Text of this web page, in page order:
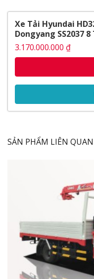
Kính chiếu
Nội Thất
Thắng tay
Hộc chứa đồ
Vận hành
Thùng đồ
Thông số kỹ
Lốp xe
Video đánh giá
Ngoại Thất
Thiết kế kiểu dáng
mẽ nhưng vẫn thể
Xe Tải Hyundai
Dongyang SS2037 8
3.170.000.000 ₫
SẢN PHẨM LIÊN QUAN